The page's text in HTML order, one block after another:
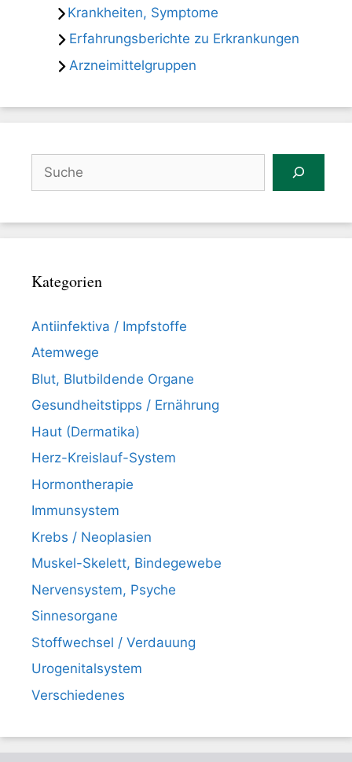
Krankheiten, Symptome
Erfahrungsberichte zu Erkrankungen
Arzneimittelgruppen
Kategorien
Antiinfektiva / Impfstoffe
Atemwege
Blut, Blutbildende Organe
Gesundheitstipps / Ernährung
Haut (Dermatika)
Herz-Kreislauf-System
Hormontherapie
Immunsystem
Krebs / Neoplasien
Muskel-Skelett, Bindegewebe
Nervensystem, Psyche
Sinnesorgane
Stoffwechsel / Verdauung
Urogenitalsystem
Verschiedenes